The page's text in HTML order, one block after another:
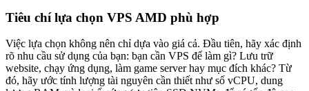
Tiêu chí lựa chọn VPS AMD phù hợp
Việc lựa chọn không nên chỉ dựa vào giá cả. Đầu tiên, hãy xác định
rõ nhu cầu sử dụng của bạn: bạn cần VPS để làm gì? Lưu trữ
website, chạy ứng dụng, làm game server hay mục đích khác? Từ
đó, hãy ước tính lượng tài nguyên cần thiết như số vCPU, dung